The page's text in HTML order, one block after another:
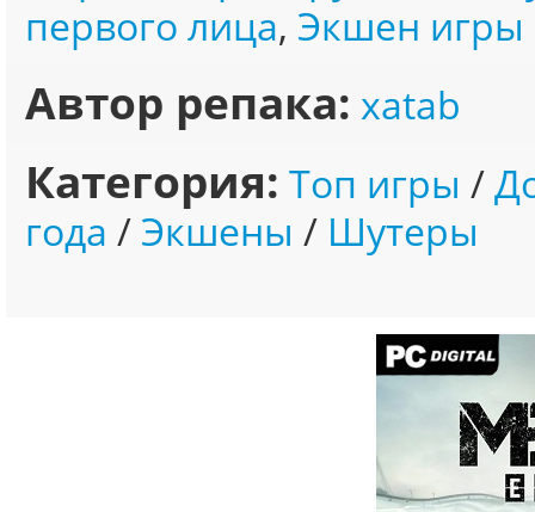
первого лица, Экшен игры
Автор репака: xatab
Категория: Топ игры /
года / Экшены / Шутеры